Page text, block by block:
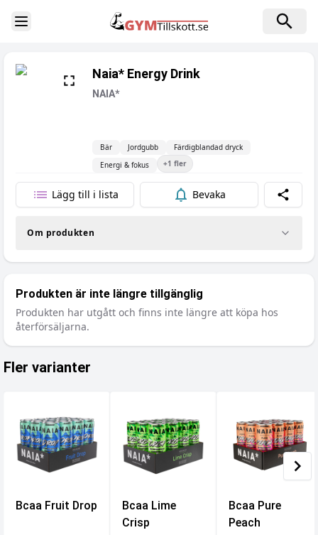
Toggle Sidebar
Naia* Energy Drink
NAIA*
Bär Jordgubb
Färdigblandad dryck
Energi & fokus
+1 fler
Lägg till i lista Bevaka Dela
Om produkten
Produkten är inte längre tillgänglig
Produkten har utgått och finns inte längre att köpa hos
återförsäljarna.
Fler varianter
Bcaa Fruit Drop
Bcaa Lime
Crisp
Bcaa Pure
Peach